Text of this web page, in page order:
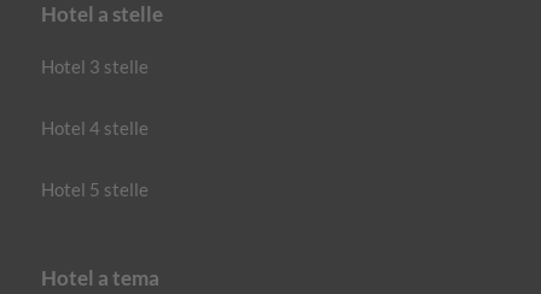
Hotel a stelle
Hotel 3 stelle
Hotel 4 stelle
Hotel 5 stelle
Hotel a tema